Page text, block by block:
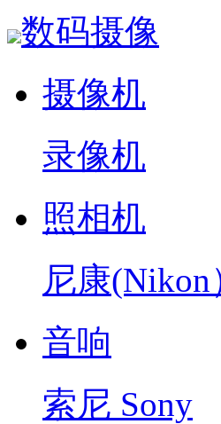
数码摄像
摄像机
录像机
照相机
尼康(Nikon
音响
索尼 Sony